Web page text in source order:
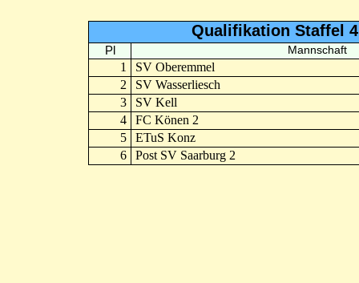
Qualifikation Staffel
Pl Mannschaft
1
SV Oberemmel
2
SV Wasserliesch
3
SV Kell
4
FC Könen 2
5
ETuS Konz
6
Post SV Saarburg 2